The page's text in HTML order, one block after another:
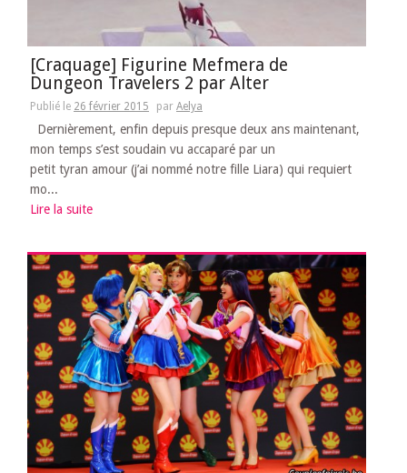
[Craquage] Figurine Mefmera de
Dungeon Travelers 2 par Alter
Publié le 26 février 2015 par Aelya
Dernièrement, enfin depuis presque deux ans maintenant,
mon temps s’est soudain vu accaparé par un
petit tyran amour (j’ai nommé notre fille Liara) qui requiert
mo...
Lire la suite